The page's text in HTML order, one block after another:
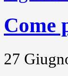
Come
27